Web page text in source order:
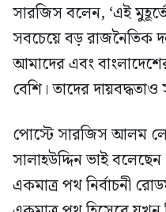
সারজিস বলেন, ‘এই
সবচেয়ে বড় রাজনৈতিক
আমাদের এবং
বেশি। তাদের দায়বদ্ধতাও
পোস্টে সারজিস আলম
সালাহউদ্দিন ভাই
একমাত্র পথ নির্বাচনী